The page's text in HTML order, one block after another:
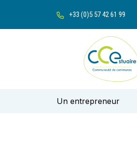
contenu
+33 (0)5 57 42 61 99
Communauté
Un entrepreneur